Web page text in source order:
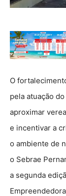
O
pela atuação
aproximar
e incentivar a
o ambiente de
o Sebrae
a segunda